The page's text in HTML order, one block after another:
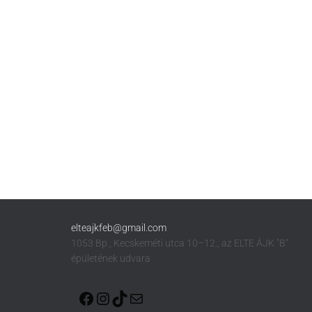
elteajkfeb@gmail.com
1053 Bp., Kecskeméti utca 10–12., az ELTE ÁJK "B"
épületének udvara